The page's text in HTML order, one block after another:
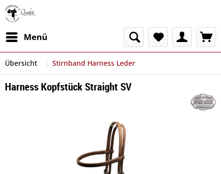
Menü
Übersicht Stirnband Harness Leder
Harness Kopfstück Straight SV